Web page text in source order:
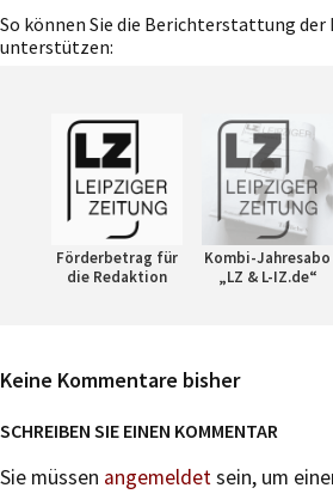
So können Sie die Berichterstattung
unterstützen:
Förderbetrag für
die Redaktion
Kombi-Jahresabo
„LZ & L-IZ.de“
Keine Kommentare bisher
SCHREIBEN SIE EINEN KOMMENTAR
Sie müssen angemeldetsein, um